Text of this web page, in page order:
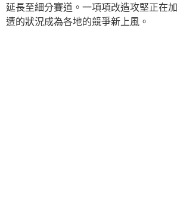
延長至細分賽道。一項項改造攻堅正在
遭的狀況成為各地的競爭新上風。